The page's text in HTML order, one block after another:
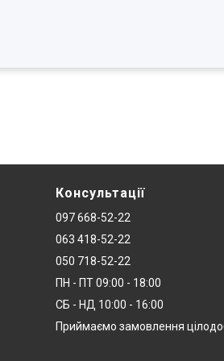
Консультації
097 668-52-22
063 418-52-22
050 718-52-22
ПН - ПТ 09:00 - 18:00
СБ - НД 10:00 - 16:00
Приймаємо замовлення